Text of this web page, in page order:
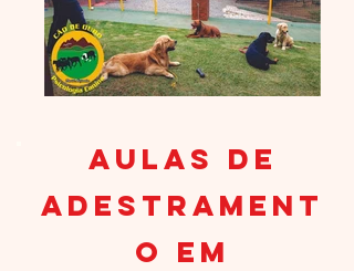
Aulas de
Adestrament
o em